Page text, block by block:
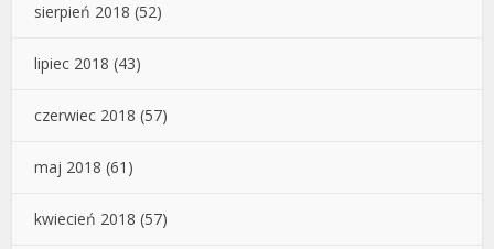
sierpień 2018 (52)
lipiec 2018 (43)
czerwiec 2018 (57)
maj 2018 (61)
kwiecień 2018 (57)